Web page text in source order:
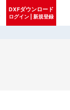
DXFダウンロード
ログイン | 新規登録